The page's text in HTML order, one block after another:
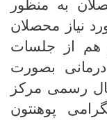
به منظور
نیاز محصلان
هم از جلسات
بصورت
رسمی مرکز
پوهنتون